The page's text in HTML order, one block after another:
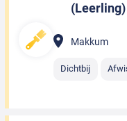
Makkum
Dichtbij